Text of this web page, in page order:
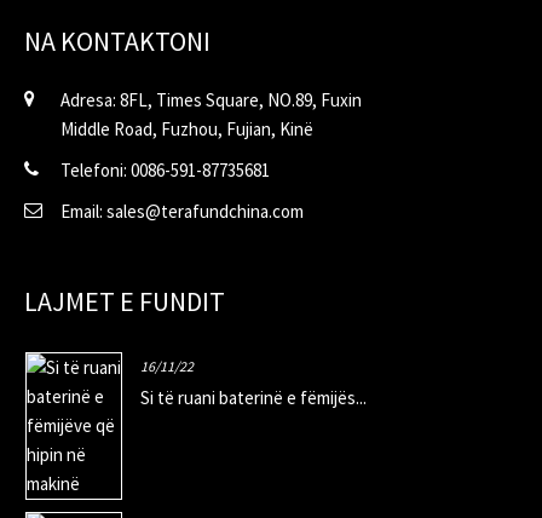
NA KONTAKTONI
Adresa: 8FL, Times Square, NO.89, Fuxin
Middle Road, Fuzhou, Fujian, Kinë
Telefoni: 0086-591-87735681
Email: sales@terafundchina.com
LAJMET E FUNDIT
16/11/22
Si të ruani baterinë e fëmijës...